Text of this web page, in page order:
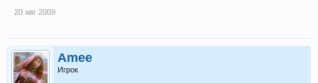
20 авг 2009
Amee
Игрок